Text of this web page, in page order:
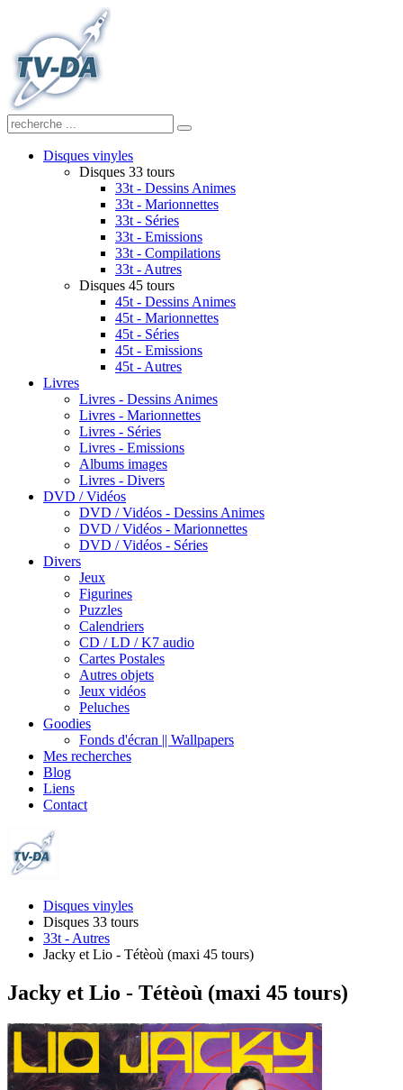
Disques vinyles
Disques 33 tours
33t - Dessins Animes
33t - Marionnettes
33t - Séries
33t - Emissions
33t - Compilations
33t - Autres
Disques 45 tours
45t - Dessins Animes
45t - Marionnettes
45t - Séries
45t - Emissions
45t - Autres
Livres
Livres - Dessins Animes
Livres - Marionnettes
Livres - Séries
Livres - Emissions
Albums images
Livres - Divers
DVD / Vidéos
DVD / Vidéos - Dessins Animes
DVD / Vidéos - Marionnettes
DVD / Vidéos - Séries
Divers
Jeux
Figurines
Puzzles
Calendriers
CD / LD / K7 audio
Cartes Postales
Autres objets
Jeux vidéos
Peluches
Goodies
Fonds d'écran || Wallpapers
Mes recherches
Blog
Liens
Contact
Disques vinyles
Disques 33 tours
33t - Autres
Jacky et Lio - Tétèoù (maxi 45 tours)
Jacky et Lio - Tétèoù (maxi 45 tours)